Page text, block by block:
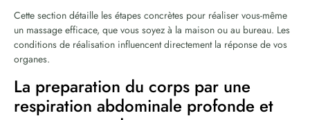
Cette section détaille les étapes concrètes pour réaliser vous-même
un massage efficace, que vous soyez à la maison ou au bureau. Les
conditions de réalisation influencent directement la réponse de vos
organes.
La preparation du corps par une
respiration abdominale profonde et